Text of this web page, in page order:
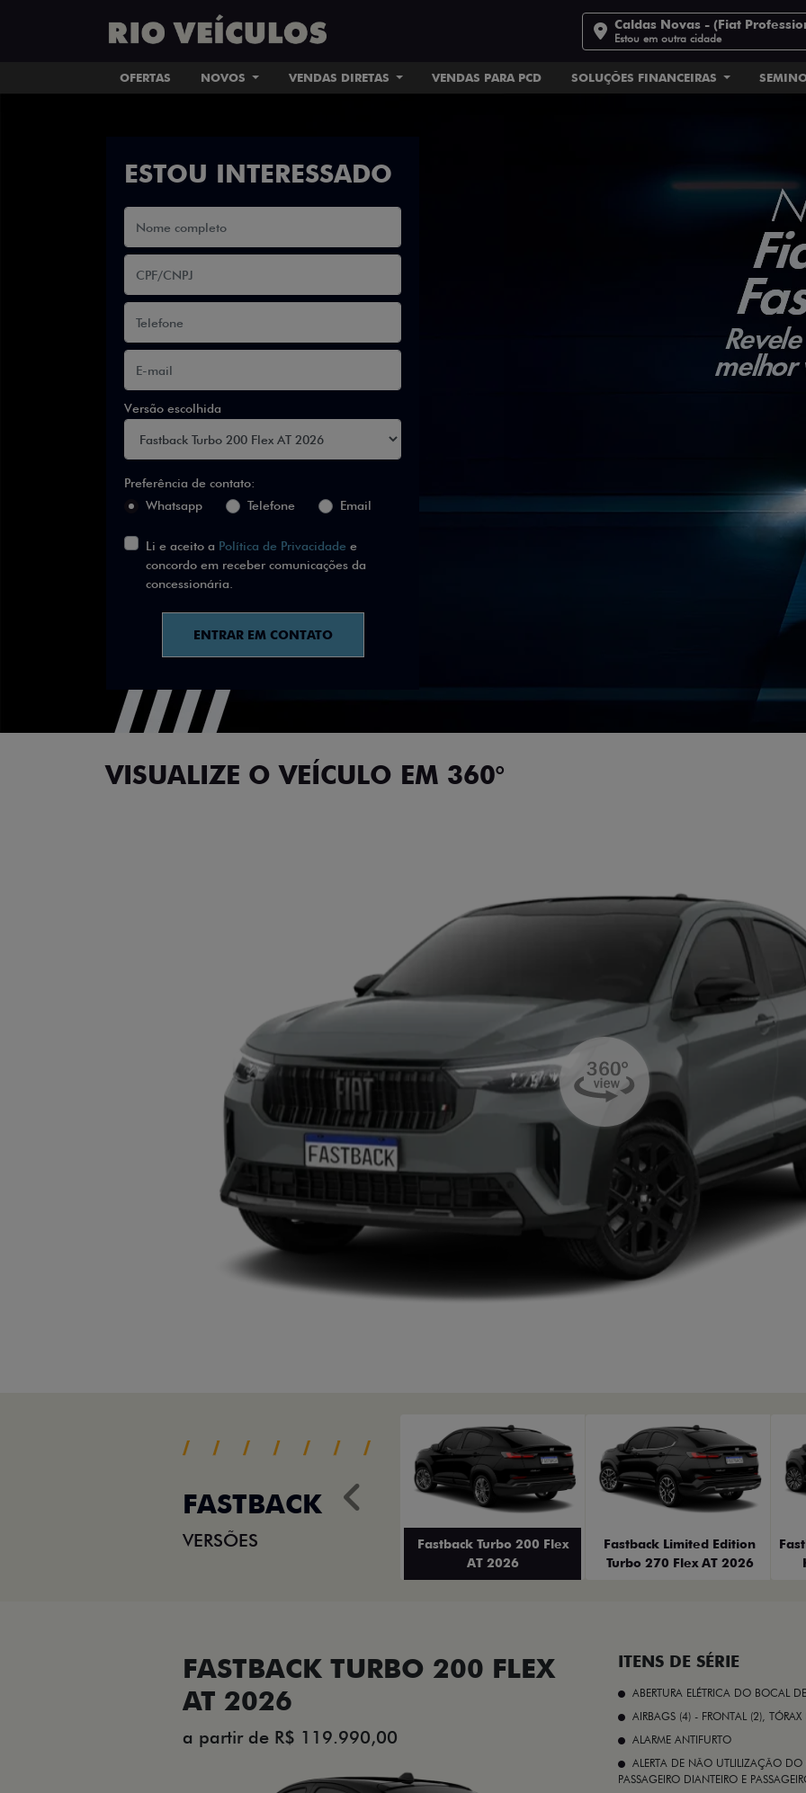
Caldas Novas - (Fiat
Estou em outra cidade
OFERTAS NOVOS VENDAS DIRETAS VENDAS PARA PCD SOLUÇÕES FINANCEIRAS
ESTOU INTERESSADO
Versão escolhida
Preferência de contato:
Whatsapp
Telefone Email
Li e aceito a Política de Privacidade e
concordo em receber comunicações da
concessionária.
ENTRAR EM CONTATO
VISUALIZE O VEÍCULO EM 360°
FASTBACK
VERSÕES
Fastback Turbo 200 Flex
AT 2026
Fastback Limited Edition
Turbo 270 Flex AT 2026
Anterior
FASTBACK TURBO 200 FLEX
AT 2026
a partir de R$ 119.990,00
ITENS DE SÉRIE
ABERTURA ELÉTRICA DO BOCAL
AIRBAGS (4) - FRONTAL (2),
ALARME ANTIFURTO
ALERTA DE NÃO UTLILIZAÇÃO
PASSAGEIRO DIANTEIRO E